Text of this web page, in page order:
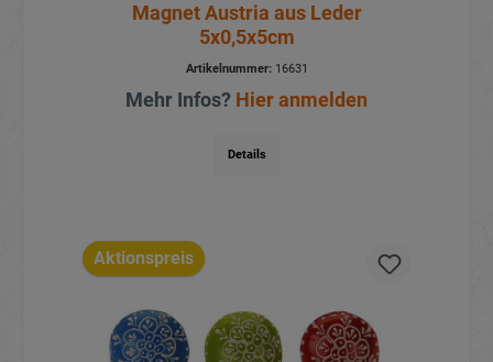
Magnet Austria aus Leder
5x0,5x5cm
Artikelnummer:16631
Mehr Infos? Hier anmelden
Details
Aktionspreis